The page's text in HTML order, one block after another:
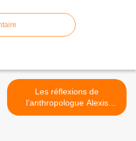
Les réflexions de
l’anthropologue Alexis
Bugnolo : Sommes-nous au